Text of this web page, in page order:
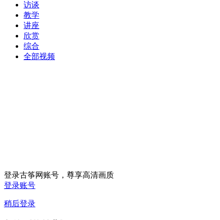
访谈
教学
讲座
欣赏
综合
全部视频
登录古筝网账号，尊享高清画质
登录账号
稍后登录